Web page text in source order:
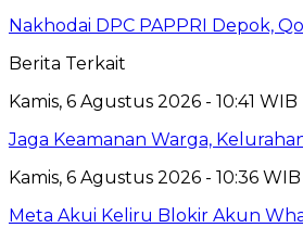
Nakhodai DPC PAPPRI Depok,
Berita Terkait
Kamis, 6 Agustus 2026 - 10:41 WIB
Jaga Keamanan Warga,
Kamis, 6 Agustus 2026 - 10:36 WIB
Meta Akui Keliru Blokir Akun